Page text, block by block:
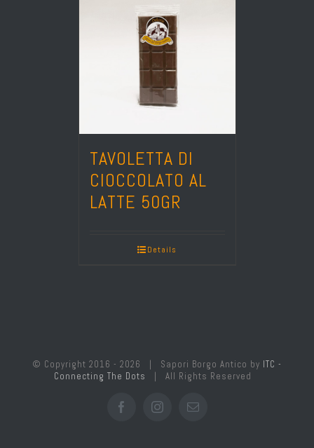
TAVOLETTA DI
CIOCCOLATO AL
LATTE 50GR
Details
© Copyright 2016 - 2026 | Sapori Borgo Antico by ITC -
Connecting The Dots
| All Rights Reserved